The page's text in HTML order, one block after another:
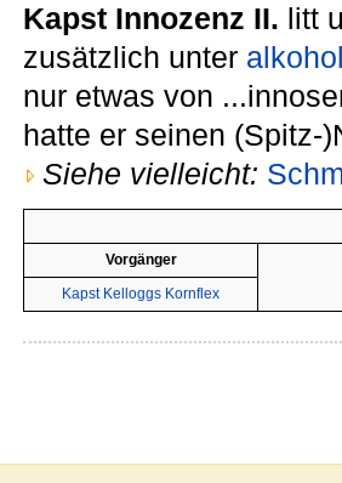
Kapst Innozenz II. litt
zusätzlich unter
nur etwas von
hatte er seinen (Spitz-
Siehe vielleicht:
Vorgänger
Kapst Kelloggs Kornflex